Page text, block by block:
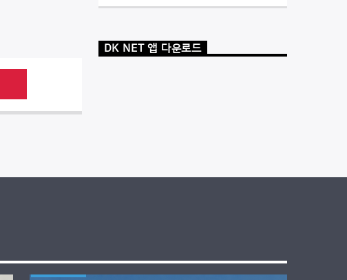
DK NET 앱 다운로드